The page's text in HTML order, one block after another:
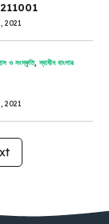
211001
2021
ও সংস্কৃতি,স্বাধীন বাংলার
2021